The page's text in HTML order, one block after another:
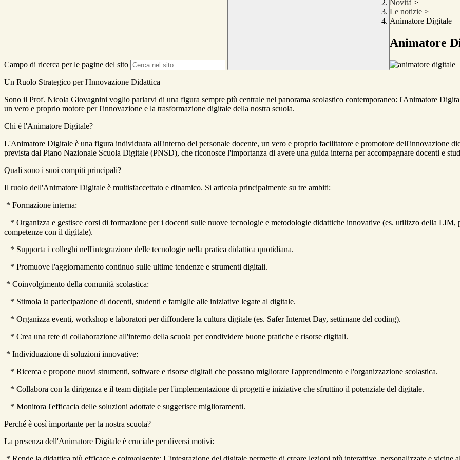
Campo di ricerca per le pagine del sito
Novità >
Le notizie >
Animatore Digitale
Animatore
Un Ruolo Strategico per l'Innovazione Didattica
Sono il Prof. Nicola Giovagnini voglio parlarvi di una figura sempre più centrale nel panorama scolastico contemporaneo: l'Animatore
un vero e proprio motore per l'innovazione e la trasformazione digitale della nostra scuola.
Chi è l'Animatore Digitale?
L'Animatore Digitale è una figura individuata all'interno del personale docente, un vero e proprio facilitatore e promotore dell'innovazione
prevista dal Piano Nazionale Scuola Digitale (PNSD), che riconosce l'importanza di avere una guida interna per accompagnare docenti e
Quali sono i suoi compiti principali?
Il ruolo dell'Animatore Digitale è multisfaccettato e dinamico. Si articola principalmente su tre ambiti:
* Formazione interna:
* Organizza e gestisce corsi di formazione per i docenti sulle nuove tecnologie e metodologie didattiche innovative (es. utilizzo della
competenze con il digitale).
* Supporta i colleghi nell'integrazione delle tecnologie nella pratica didattica quotidiana.
* Promuove l'aggiornamento continuo sulle ultime tendenze e strumenti digitali.
* Coinvolgimento della comunità scolastica:
* Stimola la partecipazione di docenti, studenti e famiglie alle iniziative legate al digitale.
* Organizza eventi, workshop e laboratori per diffondere la cultura digitale (es. Safer Internet Day, settimane del coding).
* Crea una rete di collaborazione all'interno della scuola per condividere buone pratiche e risorse digitali.
* Individuazione di soluzioni innovative:
* Ricerca e propone nuovi strumenti, software e risorse digitali che possano migliorare l'apprendimento e l'organizzazione scolastica.
* Collabora con la dirigenza e il team digitale per l'implementazione di progetti e iniziative che sfruttino il potenziale del digitale.
* Monitora l'efficacia delle soluzioni adottate e suggerisce miglioramenti.
Perché è così importante per la nostra scuola?
La presenza dell'Animatore Digitale è cruciale per diversi motivi: